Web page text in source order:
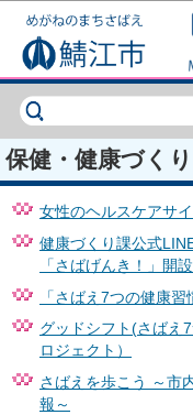
このページの
保健・健康づくり
女性のヘルスケアサイ
健康づくり課公式
「さばげんき！」開
「さばえ7つの健康習
グッドシフト(さばえ
ロジェクト）
さばえを歩こう ～市
報～